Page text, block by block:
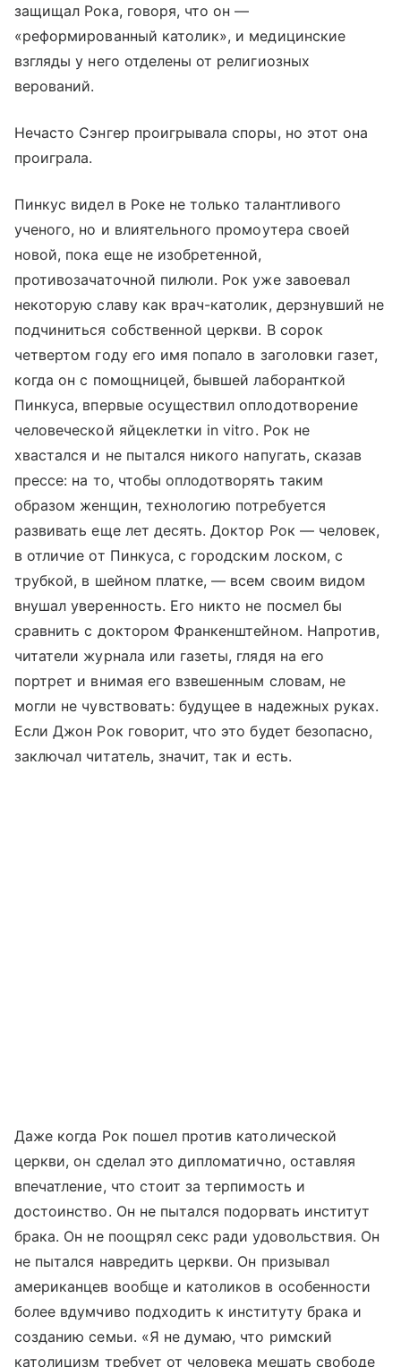
защищал Рока, говоря, что он —
«реформированный католик», и медицинские
взгляды у него отделены от религиозных
верований.
Нечасто Сэнгер проигрывала споры, но этот она
проиграла.
Пинкус видел в Роке не только талантливого
ученого, но и влиятельного промоутера своей
новой, пока еще не изобретенной,
противозачаточной пилюли. Рок уже завоевал
некоторую славу как врач-католик, дерзнувший не
подчиниться собственной церкви. В сорок
четвертом году его имя попало в заголовки газет,
когда он с помощницей, бывшей лаборанткой
Пинкуса, впервые осуществил оплодотворение
человеческой яйцеклетки in vitro. Рок не
хвастался и не пытался никого напугать, сказав
прессе: на то, чтобы оплодотворять таким
образом женщин, технологию потребуется
развивать еще лет десять. Доктор Рок — человек,
в отличие от Пинкуса, с городским лоском, с
трубкой, в шейном платке, — всем своим видом
внушал уверенность. Его никто не посмел бы
сравнить с доктором Франкенштейном. Напротив,
читатели журнала или газеты, глядя на его
портрет и внимая его взвешенным словам, не
могли не чувствовать: будущее в надежных руках.
Если Джон Рок говорит, что это будет безопасно,
заключал читатель, значит, так и есть.
Даже когда Рок пошел против католической
церкви, он сделал это дипломатично, оставляя
впечатление, что стоит за терпимость и
достоинство. Он не пытался подорвать институт
брака. Он не поощрял секс ради удовольствия. Он
не пытался навредить церкви. Он призывал
американцев вообще и католиков в особенности
более вдумчиво подходить к институту брака и
созданию семьи. «Я не думаю, что римский
католицизм требует от человека мешать свободе